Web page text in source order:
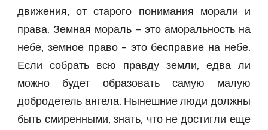
движения, от старого понимания морали и
права. Земная мораль – это аморальность на
небе, земное право – это бесправие на небе.
Если собрать всю правду земли, едва ли
можно будет образовать самую малую
добродетель ангела. Нынешние люди должны
быть смиренными, знать, что не достигли еще